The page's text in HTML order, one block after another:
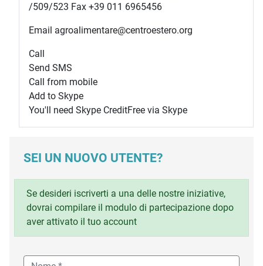
/509/523 Fax +39 011 6965456
Email agroalimentare@centroestero.org
Call
Send SMS
Call from mobile
Add to Skype
You'll need Skype CreditFree via Skype
SEI UN NUOVO UTENTE?
Se desideri iscriverti a una delle nostre iniziative,
dovrai compilare il modulo di partecipazione dopo
aver attivato il tuo account